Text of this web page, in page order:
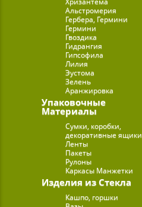
Альстромерия
Гербера, Гермини
Гермини
Гвоздика
Гидрангия
Гипсофила
Лилия
Эустома
Зелень
Аранжировка
Упаковочные
Материалы
Сумки, коробки,
декоративные ящики
Ленты
Пакеты
Рулоны
Каркасы Манжетки
Изделия из Стекла
Кашпо, горшки